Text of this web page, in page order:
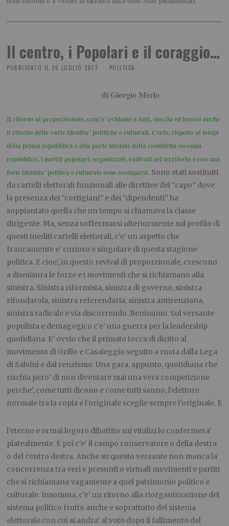
Il centro, i Popolari e il coraggio…
PUBBLICATO IL 26 LUGLIO 2017 POLITICA
di Giorgio Merlo
Il ritorno al proporzionale, com’e’ evidente a tutti, suscita ed invoca anche
il ritorno delle varie identita’ politiche e culturali. Certo, rispetto ai tempi
della prima repubblica e alla parte iniziale della cosiddetta seconda
repubblica, i partiti popolari, organizzati, radicati nel territorio e con una
forte identita’ politica e culturale sono scomparsi. Sono stati sostituiti
da cartelli elettorali funzionali alle direttive del “capo” dove
la presenza dei “cortigiani” e dei “dipendenti” ha
soppiantato quella che un tempo si chiamava la classe
dirigente. Ma, senza soffermarsi ulteriormente sul profilo di
questi inediti cartelli elettorali, c’e’ un aspetto che
francamente e’ curioso e singolare di questa stagione
politica. E cioe’, in questo revival di proporzionale, crescono
a dismisura le forze e i movimenti che si richiamano alla
sinistra. Sinistra riformista, sinistra di governo, sinistra
rifondarola, sinistra referendaria, sinistra antirenziana,
sinistra radicale e via discorrendo. Benissimo. Sul versante
populista e demagogico c’e’ una guerra per la leadership
quotidiana. E’ ovvio che il primato tocca di diritto al
movimento di Grillo e Casaleggio seguito a ruota dalla Lega
di Salvini e dal renzismo. Una gara, appunto, quotidiana che
rischia pero’ di non diventare mai una vera competizione
perche’, come tutti dicono e come tutti sanno, l’elettore
normale tra la copia e l’originale sceglie sempre l’originale. E
l’eterno e ormai logoro dibattito sui vitalizi lo confermera’
platealmente. E poi c’e’ il campo conservatore o della destra
o del centro destra. Anche su questo versante non manca la
concorrenza tra veri e presunti o virtuali movimenti e partiti
che si richiamano vagamente a quel patrimonio politico e
culturale. Insomma, c’e’ un ritorno alla riorganizzazione del
sistema politico frutto anche e soprattutto del sistema
elettorale con cui si andra’ al voto dopo il fallimento del